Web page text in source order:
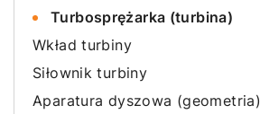
Turbosprężarka (turbina)
Wkład turbiny
Siłownik turbiny
Aparatura dyszowa (geometria)